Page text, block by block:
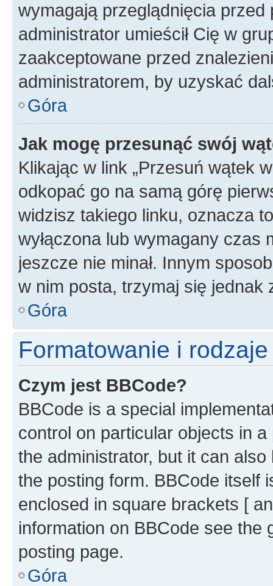
wymagają przeglądnięcia
administrator umieścił Cię w
zaakceptowane przed
administratorem, by uzyskać
Góra
Jak mogę przesunąć swój
Klikając w link „Przesuń wątek
odkopać go na samą górę
widzisz takiego linku, oznacza
wyłączona lub wymagany czas
jeszcze nie minał. Innym
w nim posta, trzymaj się jednak
Góra
Formatowanie i
Czym jest BBCode?
BBCode is a special
control on particular objects in
the administrator, but it can
the posting form. BBCode itself
enclosed in square brackets [
information on BBCode see
posting page.
Góra